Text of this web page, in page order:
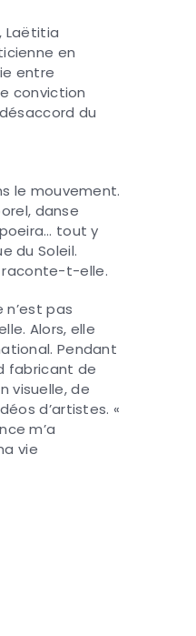
Laëtitia
en
entre
conviction
du
le mouvement.
danse
tout y
du Soleil.
raconte-t-elle.
n’est pas
Alors, elle
Pendant
fabricant de
visuelle, de
d’artistes. «
m’a
vie